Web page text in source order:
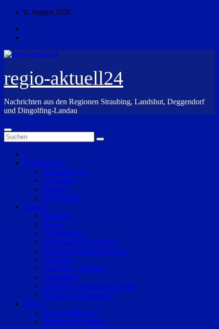
Zum
springen
6. August 2026
regio-aktuell24
Nachrichten aus den Regionen Straubing, Landshut, Deggendorf
und Dingolfing-Landau
Überregional
Niederbayern
Oberpfalz
Bayern
Deutschland
Region
Straubing
Bogen
Geiselhöring
Mallersdorf-Pfaffenberg
Landkreis Straubing-Bogen
Landshut
Landkreis Landshut
Dingolfing
Landkreis Dingolfing-Landau
Landkreis Deggendorf
Polizei
Polizeimeldungen
Fahndung/Vermisste